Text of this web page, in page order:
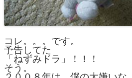
コレ。。。です。
予告してた
「ねずみドラ」！！！
そう。